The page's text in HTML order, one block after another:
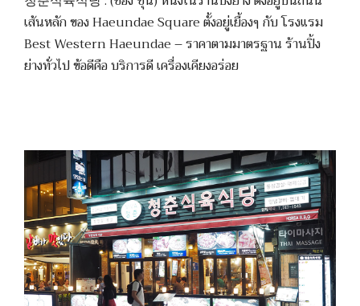
เส้นหลัก ของ Haeundae Square ตั้งอยู่เยื้องๆ กับ โรงแรม
Best Western Haeundae – ราคาตามมาตรฐาน ร้านปิ้ง
ย่างทั่วไป ข้อดีคือ บริการดี เครื่องเคียงอร่อย